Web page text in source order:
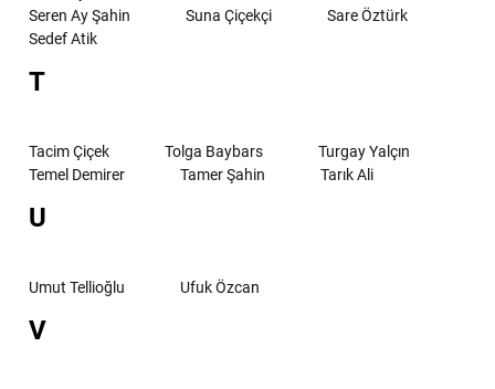
Seren Ay Şahin
Suna Çiçekçi
Sare Öztürk
Sedef Atik
T
Tacim Çiçek Tolga Baybars
Turgay Yalçın
Temel Demirer
Tamer Şahin Tarık Ali
U
Umut Tellioğlu Ufuk Özcan
V